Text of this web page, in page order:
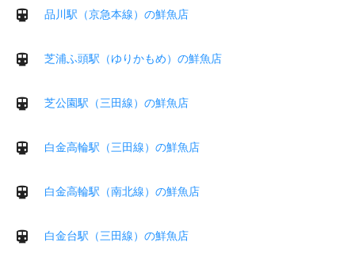
品川駅（京急本線）の鮮魚店
芝浦ふ頭駅（ゆりかもめ）の鮮魚店
芝公園駅（三田線）の鮮魚店
白金高輪駅（三田線）の鮮魚店
白金高輪駅（南北線）の鮮魚店
白金台駅（三田線）の鮮魚店